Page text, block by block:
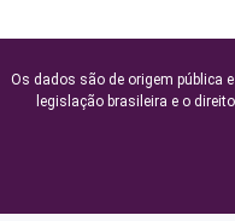
Os dados são de origem pública
legislação brasileira e o